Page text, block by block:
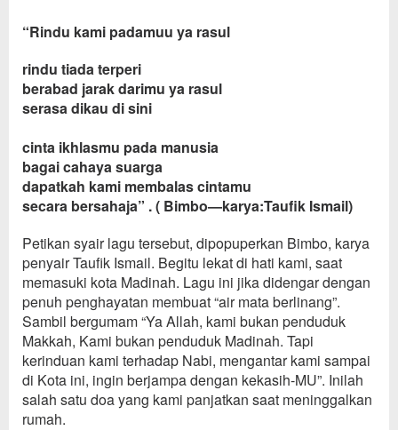
“Rindu kami padamuu ya rasul
rindu tiada terperi
berabad jarak darimu ya rasul
serasa dikau di sini
cinta ikhlasmu pada manusia
bagai cahaya suarga
dapatkah kami membalas cintamu
secara bersahaja” . ( Bimbo—karya:Taufik Ismail)
Petikan syairlagu tersebut, dipopuperkan Bimbo, karya
penyair Taufik Ismail. Begitu lekat di hati kami, saat
memasuki kota Madinah. Lagu ini jikadidengardengan
penuh penghayatan membuat“air mata berlinang”.
Sambil bergumam“Ya Allah, kami bukan penduduk
Makkah, Kami bukan penduduk Madinah. Tapi
kerinduan kami terhadap Nabi, mengantar kami sampai
di Kota ini, ingin berjampa dengan kekasih-MU”. Inilah
salah satu doa yang kami panjatkan saat meninggalkan
rumah.